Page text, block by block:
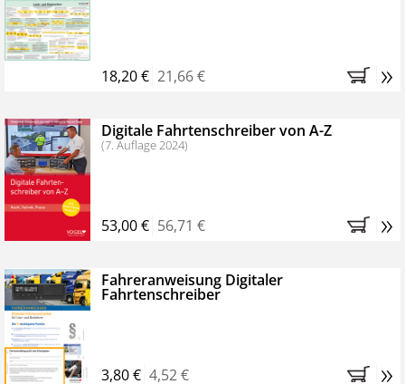
Bestellen Sie jetzt das VerkehrsRundschau Profipaket im
Kennenlern-Abo für zwei Monate (inkl. der derzeitig
Monaten brauchen Sie nichts weiter tun, das
Abonnement endet automatisch, es entstehen keine
weiteren Verpflichtungen.
18,20 € 21,66 € »
Digitale Fahrtenschreiber von A-Z
(7. Auflage 2024)
53,00 € 56,71 € »
Fahreranweisung Digitaler
Fahrtenschreiber
3,80 € 4,52 € »